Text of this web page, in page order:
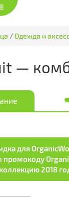
/Одежда и
—
для
промокоду
коллекцию 2018